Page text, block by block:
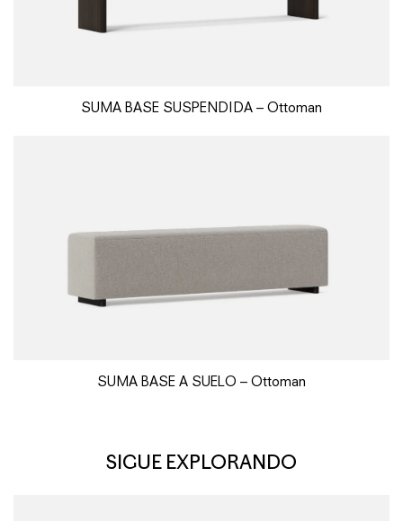
SUMA BASE SUSPENDIDA – Ottoman
SUMA BASE A SUELO – Ottoman
SIGUE EXPLORANDO